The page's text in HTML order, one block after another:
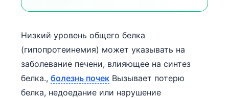
Низкий уровень общего белка
(гипопротеинемия) может указывать на
заболевание печени, влияющее на синтез
белка., болезнь почек Вызывает потерю
белка, недоедание или нарушение